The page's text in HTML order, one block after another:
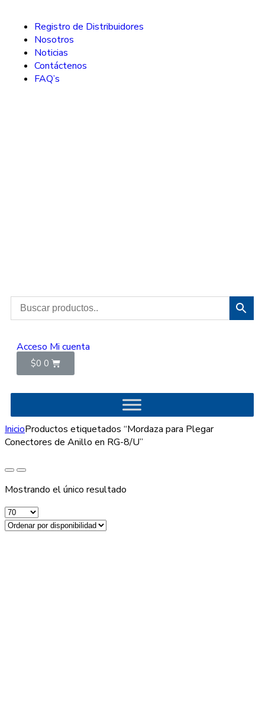
Registro de Distribuidores
Nosotros
Noticias
Contáctenos
FAQ’s
Acceso Mi cuenta
$0 0
InicioProductos etiquetados “Mordaza para Plegar
Conectores de Anillo en RG-8/U”
Mostrando el único resultado